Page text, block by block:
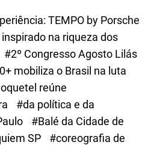
TEMPO by Porsche
na riqueza dos
#2º Congresso Agosto Lilás
mobiliza o Brasil na luta
reúne
#da política e da
#Balé da Cidade de
SP
#coreografia de